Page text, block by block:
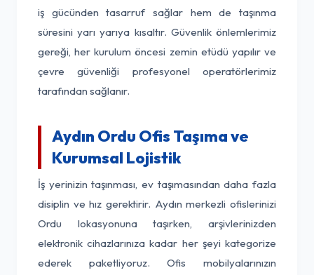
iş gücünden tasarruf sağlar hem de taşınma
süresini yarı yarıya kısaltır. Güvenlik önlemlerimiz
gereği, her kurulum öncesi zemin etüdü yapılır ve
çevre güvenliği profesyonel operatörlerimiz
tarafından sağlanır.
Aydın Ordu Ofis Taşıma ve
Kurumsal Lojistik
İş yerinizin taşınması, ev taşımasından daha fazla
disiplin ve hız gerektirir. Aydın merkezli ofislerinizi
Ordu lokasyonuna taşırken, arşivlerinizden
elektronik cihazlarınıza kadar her şeyi kategorize
ederek paketliyoruz. Ofis mobilyalarınızın